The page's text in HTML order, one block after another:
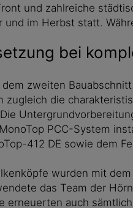
und zahlreiche
und im Herbst statt.
bei
zweiten
zugleich die
PCC-System
412 DE sowie dem
wurden mit
das Team der
erneuerten auch